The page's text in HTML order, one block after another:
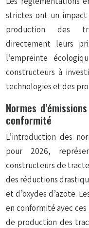
strictes ont un
production des
directement leurs
l’empreinte
constructeurs à
technologies et des
Normes
conformité
L’introduction des
pour 2026,
constructeurs de
des réductions
et d’oxydes d’azote.
en conformité avec
de production des